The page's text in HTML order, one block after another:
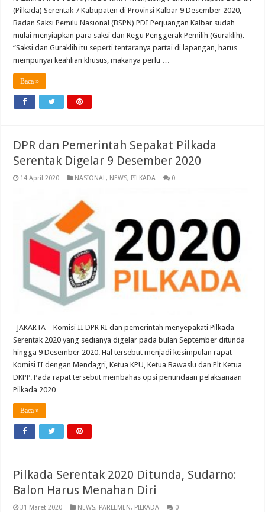
(Pilkada) Serentak 7 Kabupaten di Provinsi Kalbar 9 Desember 2020,
Badan Saksi Pemilu Nasional (BSPN) PDI Perjuangan Kalbar sudah
mulai menyiapkan para saksi dan Regu Penggerak Pemilih (Guraklih).
“Saksi dan Guraklih itu seperti tentaranya partai di lapangan, harus
mempunyai keahlian khusus, makanya perlu …
Baca »
DPR dan Pemerintah Sepakat Pilkada
Serentak Digelar 9 Desember 2020
14 April 2020 NASIONAL, NEWS, PILKADA 0
JAKARTA – Komisi II DPR RI dan pemerintah menyepakati Pilkada
Serentak 2020 yang sedianya digelar pada bulan September ditunda
hingga 9 Desember 2020. Hal tersebut menjadi kesimpulan rapat
Komisi II dengan Mendagri, Ketua KPU, Ketua Bawaslu dan Plt Ketua
DKPP. Pada rapat tersebut membahas opsi penundaan pelaksanaan
Pilkada 2020 …
Baca »
Pilkada Serentak 2020 Ditunda, Sudarno:
Balon Harus Menahan Diri
31 Maret 2020 NEWS, PARLEMEN, PILKADA 0